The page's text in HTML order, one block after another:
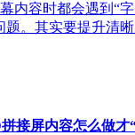
内容时都会遇到“
题。其实要提升清
接屏内容怎么做才